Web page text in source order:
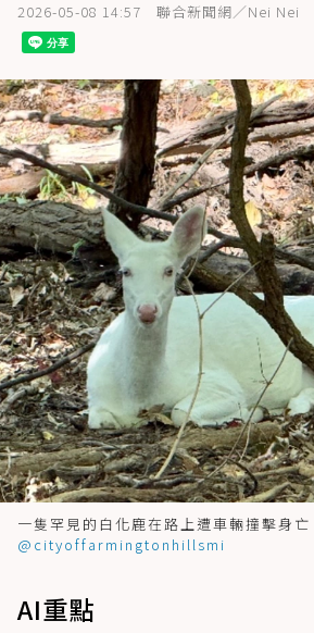
2026-05-08 14:57 聯合新聞網／Nei Nei
一隻罕見的白化鹿在路上遭車輛撞擊身亡
@cityoffarmingtonhillsmi
AI重點